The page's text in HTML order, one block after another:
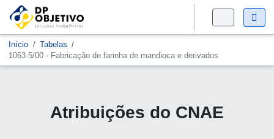
Início
Tabelas
1063-5/00 - Fabricação de farinha de mandioca e derivados
Atribuições do CNAE